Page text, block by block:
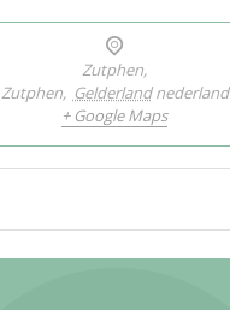
Zutphen,
Zutphen, Gelderland nederland
+ Google Maps